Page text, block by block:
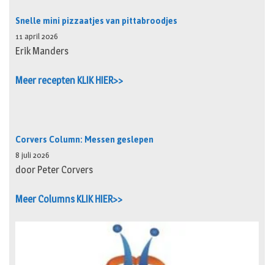
Snelle mini pizzaatjes van pittabroodjes
11 april 2026
Erik Manders
Meer recepten KLIK HIER>>
Corvers Column: Messen geslepen
8 juli 2026
door Peter Corvers
Meer Columns KLIK HIER>>